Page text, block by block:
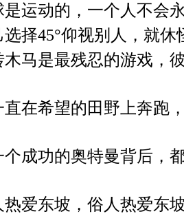
是运动的，一个人不会
选择45°仰视别人，就休
木马是最残忍的游戏，
直在希望的田野上奔跑
个成功的奥特曼背后，
热爱东坡，俗人热爱东